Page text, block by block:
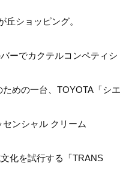
丘ショッピング。
ーでカクテルコンペティシ
めの一台、TOYOTA「シエ
ンシャル クリーム
化を試行する「TRANS